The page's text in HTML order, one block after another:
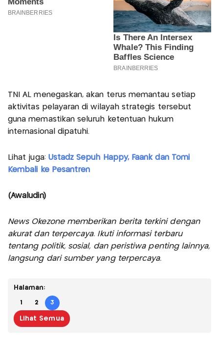
TNI AL menegaskan, akan terus memantau setiap
aktivitas pelayaran di wilayah strategis tersebut
guna memastikan seluruh ketentuan hukum
internasional dipatuhi.
Lihat juga: Ustadz Sepuh Happy, Faank dan Tomi
Kembali ke Pesantren
(Awaludin)
News Okezone memberikan berita terkini dengan
akurat dan terpercaya. Ikuti informasi terbaru
tentang politik, sosial, dan peristiwa penting lainnya,
langsung dari sumber yang terpercaya.
Halaman:
1 2 3
Lihat Semua